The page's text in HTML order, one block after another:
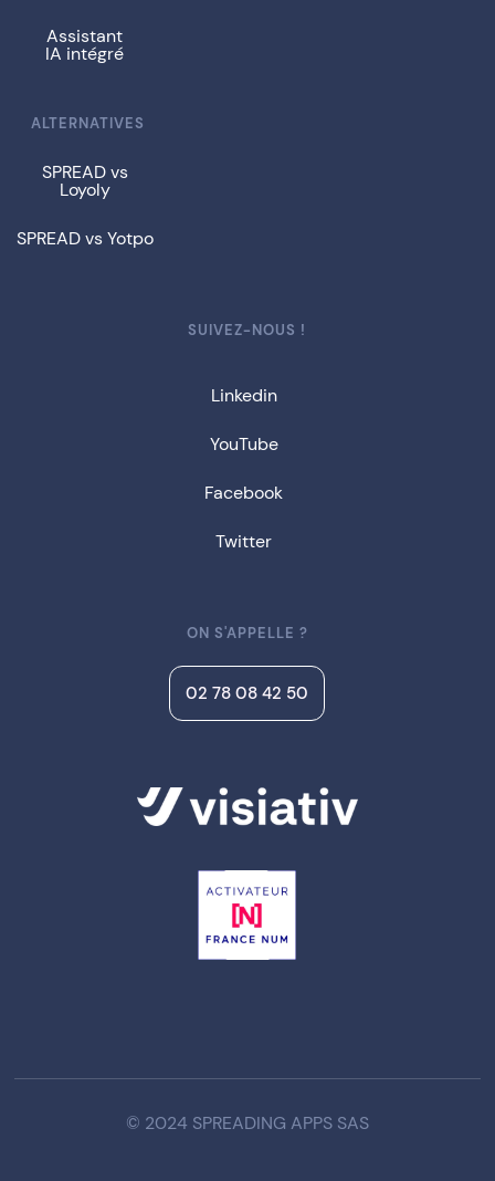
Assistant
IA intégré
ALTERNATIVES
SPREAD vs
Loyoly
SPREAD vs Yotpo
SUIVEZ-NOUS !
Linkedin
YouTube
Facebook
Twitter
ON S'APPELLE ?
02 78 08 42 50
© 2024 SPREADING APPS SAS